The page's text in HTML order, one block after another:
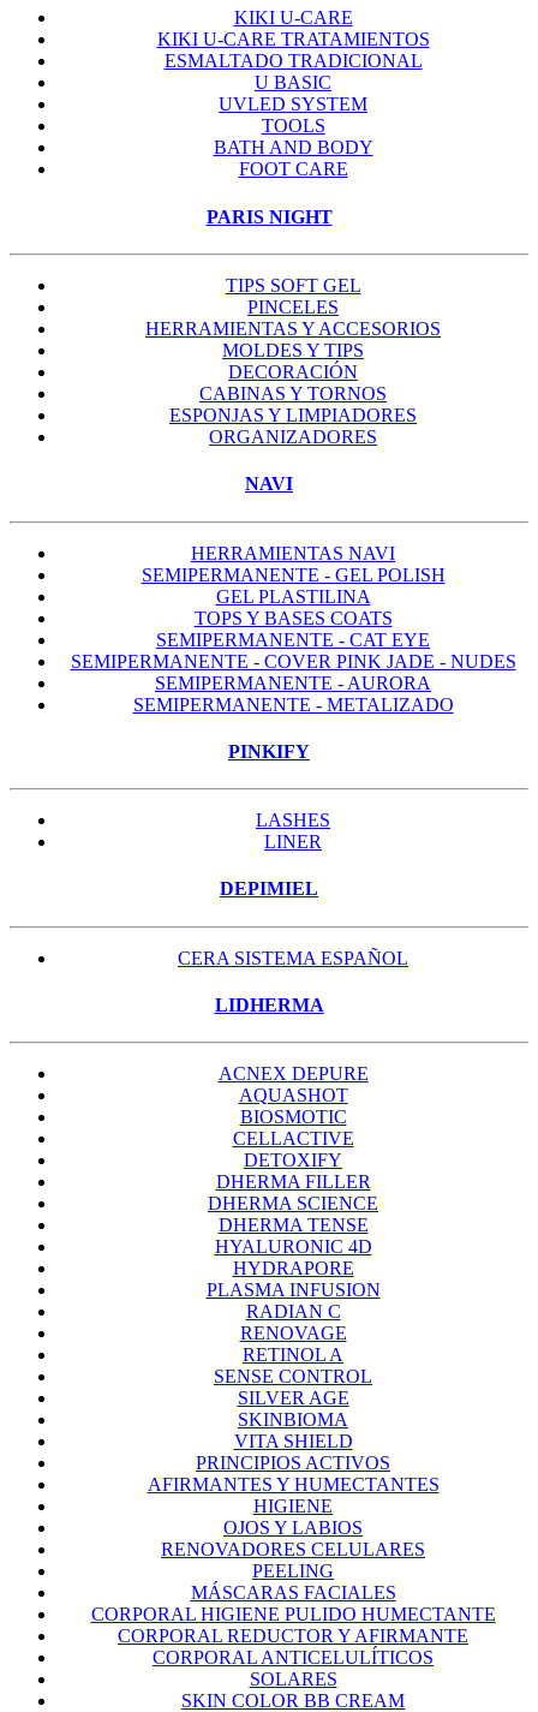
KIKI U-CARE
KIKI U-CARE TRATAMIENTOS
ESMALTADO TRADICIONAL
U BASIC
UVLED SYSTEM
TOOLS
BATH AND BODY
FOOT CARE
PARIS NIGHT
TIPS SOFT GEL
PINCELES
HERRAMIENTAS Y ACCESORIOS
MOLDES Y TIPS
DECORACIÓN
CABINAS Y TORNOS
ESPONJAS Y LIMPIADORES
ORGANIZADORES
NAVI
HERRAMIENTAS NAVI
SEMIPERMANENTE - GEL POLISH
GEL PLASTILINA
TOPS Y BASES COATS
SEMIPERMANENTE - CAT EYE
SEMIPERMANENTE - COVER PINK JADE - NUDES
SEMIPERMANENTE - AURORA
SEMIPERMANENTE - METALIZADO
PINKIFY
LASHES
LINER
DEPIMIEL
CERA SISTEMA ESPAÑOL
LIDHERMA
ACNEX DEPURE
AQUASHOT
BIOSMOTIC
CELLACTIVE
DETOXIFY
DHERMA FILLER
DHERMA SCIENCE
DHERMA TENSE
HYALURONIC 4D
HYDRAPORE
PLASMA INFUSION
RADIAN C
RENOVAGE
RETINOL A
SENSE CONTROL
SILVER AGE
SKINBIOMA
VITA SHIELD
PRINCIPIOS ACTIVOS
AFIRMANTES Y HUMECTANTES
HIGIENE
OJOS Y LABIOS
RENOVADORES CELULARES
PEELING
MÁSCARAS FACIALES
CORPORAL HIGIENE PULIDO HUMECTANTE
CORPORAL REDUCTOR Y AFIRMANTE
CORPORAL ANTICELULÍTICOS
SOLARES
SKIN COLOR BB CREAM